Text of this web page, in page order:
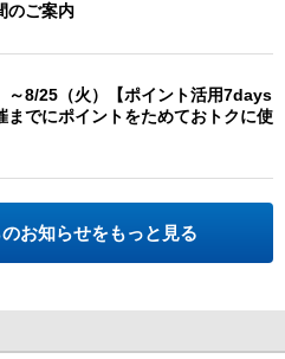
のご案内
8/25（火）【ポイント活用7days
までにポイントをためておトクに使
お知らせをもっと見る